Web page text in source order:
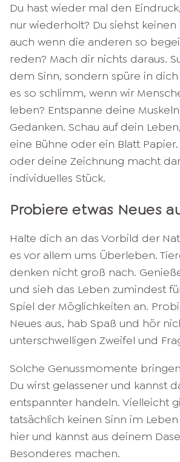
Du hast wieder mal den
nur wiederholt? Du siehst keinen
auch wenn die anderen so
reden? Mach dir nichts daraus.
dem Sinn, sondern spüre in
es so schlimm, wenn wir
leben? Entspanne deine
Gedanken. Schau auf dein
eine Bühne oder ein Blatt
oder deine Zeichnung macht
individuelles Stück.
Probiere etwas Neues
Halte dich an das Vorbild der
es vor allem ums Überleben.
denken nicht groß nach.
und sieh das Leben zumindest
Spiel der Möglichkeiten an.
Neues aus, hab Spaß und hör
unterschwelligen Zweifel und
Solche Genussmomente
Du wirst gelassener und kannst
entspannter handeln. Vielleicht
tatsächlich keinen Sinn im
hier und kannst aus deinem
Besonderes machen.